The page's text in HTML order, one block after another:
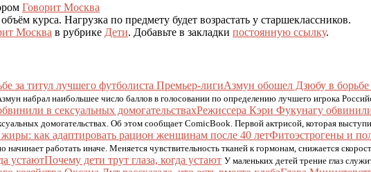
Говорит Москва
курса. Нагрузка по предмету будет возрастать у старшеклассников.
Москва в рубрике Дети. Добавьте в закладки постоянную ссылку.
Азмун обошел Дзюбу в борьбе
набрал наибольшее число баллов в голосовании по определению лучшего игрока
Режиссера Кэри Фукунагу
домогательствах. Об этом сообщает ComicBook. Первой актрисой, которая
Фитоэстрогены и
начинает работать иначе. Меняется чувствительность тканей к гормонам, снижается
Почему дети трут глаза, когда устают У маленьких детей трение глаз